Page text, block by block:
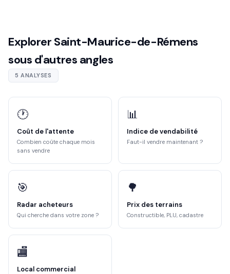
Explorer Saint-Maurice-de-Rémens
sous d'autres angles
5 ANALYSES
🕐
Coût de l'attente
Combien coûte chaque mois
sans vendre
📊
Indice de vendabilité
Faut-il vendre maintenant ?
🎯
Radar acheteurs
Qui cherche dans votre zone ?
🌳
Prix des terrains
Constructible, PLU, cadastre
🏬
Local commercial